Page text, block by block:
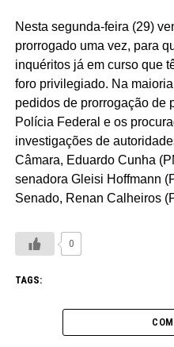
Nesta segunda-feira (29)
prorrogado uma vez, para
inquéritos já em curso que
foro privilegiado. Na
pedidos de prorrogação de
Polícia Federal e os
investigações de
Câmara, Eduardo Cunha
senadora Gleisi Hoffmann
Senado, Renan Calheiros
0
TAGS: